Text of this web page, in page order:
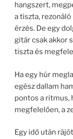
hangszert,
a tiszta,
érzés. De egy
gitár csak akkor
tiszta és
Ha egy húr
egész dallam
pontos a ritmus,
megfelelően, a
Egy idő után